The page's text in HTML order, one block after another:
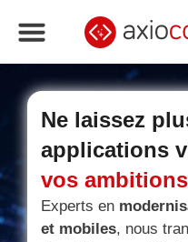
Ne laissez
applications
vos ambitions
Experts en
et mobiles, nous